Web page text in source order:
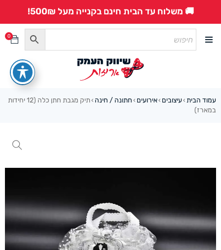
🚚 משלוח עד הבית חינם בקנייה מעל 500₪!
0
עמוד הבית ›עיצובים ›אירועים › חתונה / חינה ›
תיק מגבת חתן כלה (12 יחידות
במארז)